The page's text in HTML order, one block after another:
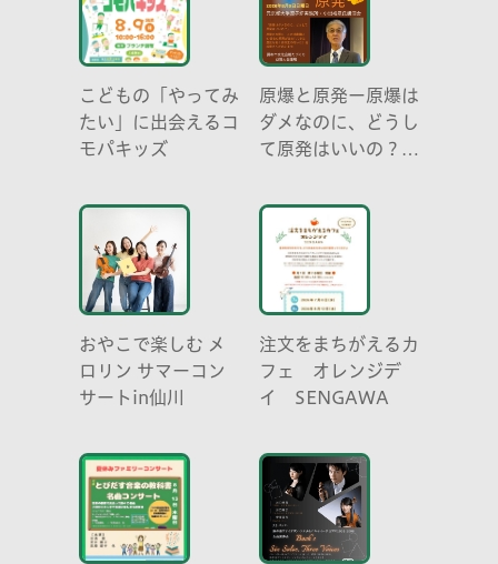
こどもの「やってみ
たい」に出会えるコ
モパキッズ
原爆と原発ー原爆は
ダメなのに、どうし
て原発はいいの？
験所・小出裕章氏講
演会
おやこで楽しむ メ
ロリン サマーコン
サートin仙川
注文をまちがえるカ
フェ オレンジデ
イ SENGAWA